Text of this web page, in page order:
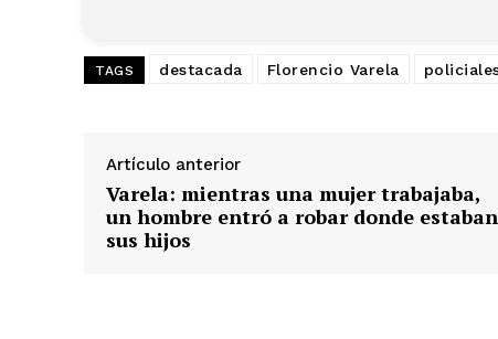
TAGS destacada Florencio Varela
Artículo anterior
Varela: mientras una mujer trabajaba,
un hombre entró a robar donde estaban
sus hijos